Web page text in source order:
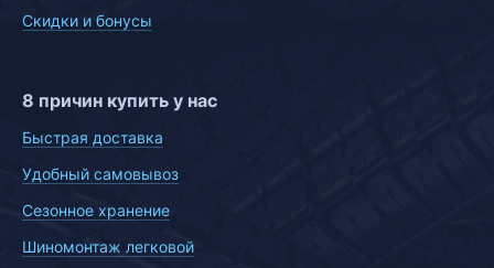
Скидки и бонусы
8 причин купить у нас
Быстрая доставка
Удобный самовывоз
Сезонное хранение
Шиномонтаж легковой